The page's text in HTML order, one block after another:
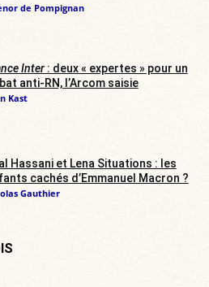
de Pompignan
Inter: deux « expertes » pour un
anti-RN, l’Arcom saisie
Kast
Hassani et Lena Situations : les
cachés d’Emmanuel Macron ?
Gauthier